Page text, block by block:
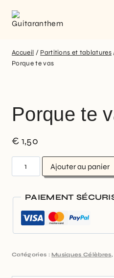
Accueil / Partitions et tablatures
Porque te vas
Porque te
€ 1,50
Ajouter au panier
PAIEMENT
Catégories : Musiques Célèbres,